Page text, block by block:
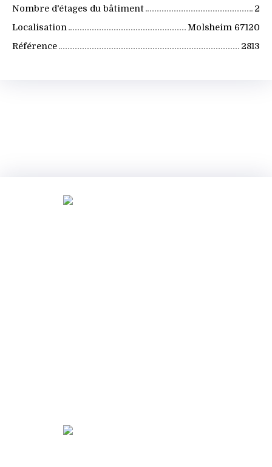
Nombre d'étages du bâtiment
2
Localisation
Molsheim 67120
Référence
2813